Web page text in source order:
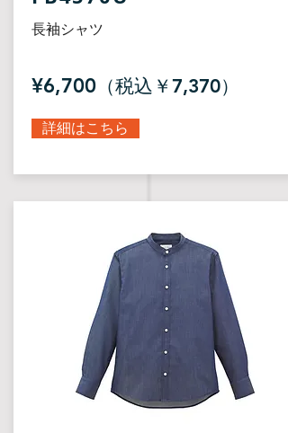
長袖シャツ
¥6,700 （税込￥7,370）
詳細はこちら